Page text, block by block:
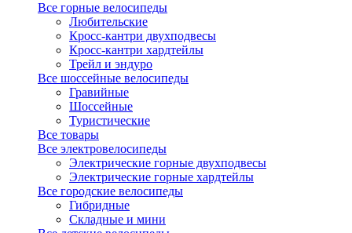
Все горные велосипеды
Любительские
Кросс-кантри двухподвесы
Кросс-кантри хардтейлы
Трейл и эндуро
Все шоссейные велосипеды
Гравийные
Шоссейные
Туристические
Все товары
Все электровелосипеды
Электрические горные двухподвесы
Электрические горные хардтейлы
Все городские велосипеды
Гибридные
Складные и мини